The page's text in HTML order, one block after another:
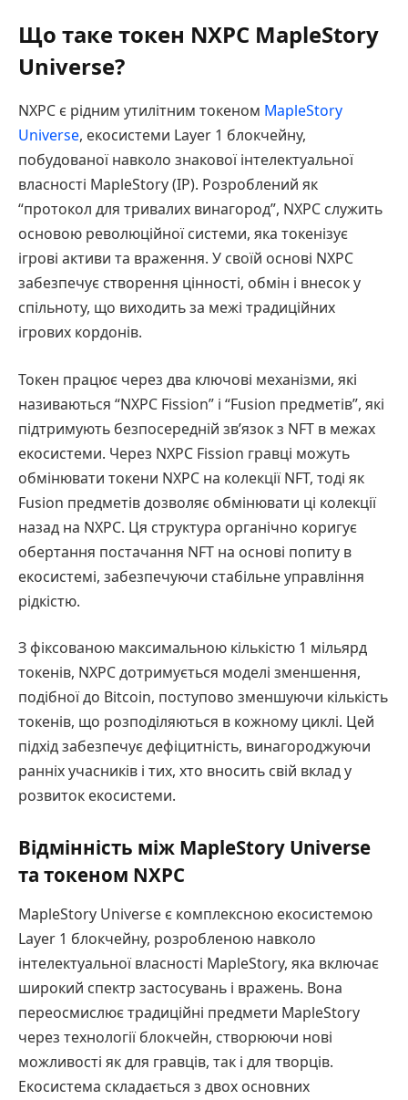
Що таке токен NXPC MapleStory
Universe?
NXPC є рідним утилітним токеном MapleStory
Universe, екосистеми Layer 1 блокчейну,
побудованої навколо знакової інтелектуальної
власності MapleStory (IP). Розроблений як
“протокол для тривалих винагород”, NXPC служить
основою революційної системи, яка токенізує
ігрові активи та враження. У своїй основі NXPC
забезпечує створення цінності, обмін і внесок у
спільноту, що виходить за межі традиційних
ігрових кордонів.
Токен працює через два ключові механізми, які
називаються “NXPC Fission” і “Fusion предметів”, які
підтримують безпосередній зв’язок з NFT в межах
екосистеми. Через NXPC Fission гравці можуть
обмінювати токени NXPC на колекції NFT, тоді як
Fusion предметів дозволяє обмінювати ці колекції
назад на NXPC. Ця структура органічно коригує
обертання постачання NFT на основі попиту в
екосистемі, забезпечуючи стабільне управління
рідкістю.
З фіксованою максимальною кількістю 1 мільярд
токенів, NXPC дотримується моделі зменшення,
подібної до Bitcoin, поступово зменшуючи кількість
токенів, що розподіляються в кожному циклі. Цей
підхід забезпечує дефіцитність, винагороджуючи
ранніх учасників і тих, хто вносить свій вклад у
розвиток екосистеми.
Відмінність між MapleStory Universe
та токеном NXPC
MapleStory Universe є комплексною екосистемою
Layer 1 блокчейну, розробленою навколо
інтелектуальної власності MapleStory, яка включає
широкий спектр застосувань і вражень. Вона
переосмислює традиційні предмети MapleStory
через технології блокчейн, створюючи нові
можливості як для гравців, так і для творців.
Екосистема складається з двох основних